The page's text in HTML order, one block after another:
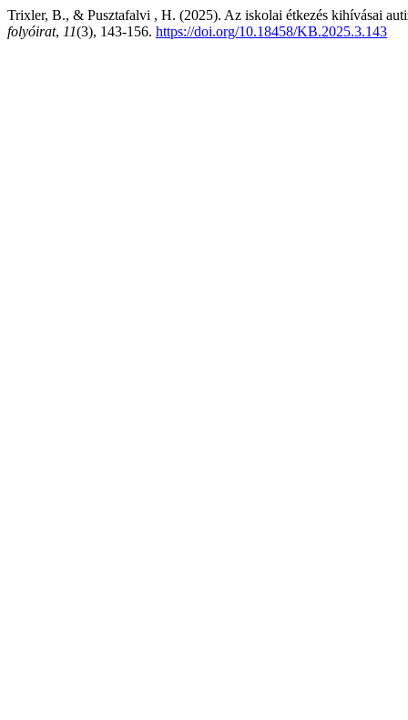
Trixler, B., & Pusztafalvi , H. (2025). Az iskolai étkezés kihívásai
folyóirat, 11(3), 143-156. https://doi.org/10.18458/KB.2025.3.143